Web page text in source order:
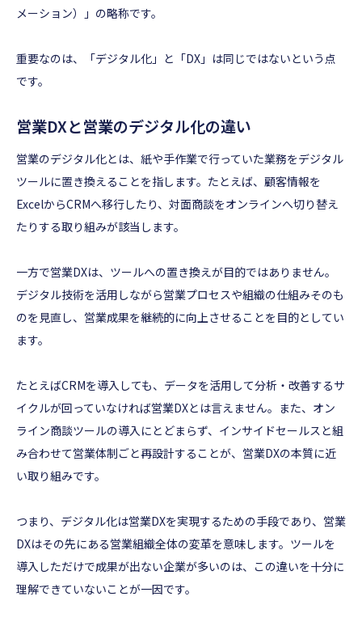
メーション）」の略称です。
重要なのは、「デジタル化」と「DX」は同じではないという点
です。
営業DXと営業のデジタル化の違い
営業のデジタル化とは、紙や手作業で行っていた業務をデジタル
ツールに置き換えることを指します。たとえば、顧客情報を
ExcelからCRMへ移行したり、対面商談をオンラインへ切り替え
たりする取り組みが該当します。
一方で営業DXは、ツールへの置き換えが目的ではありません。
デジタル技術を活用しながら営業プロセスや組織の仕組みそのも
のを見直し、営業成果を継続的に向上させることを目的としてい
ます。
たとえばCRMを導入しても、データを活用して分析・改善するサ
イクルが回っていなければ営業DXとは言えません。また、オン
ライン商談ツールの導入にとどまらず、インサイドセールスと組
み合わせて営業体制ごと再設計することが、営業DXの本質に近
い取り組みです。
つまり、デジタル化は営業DXを実現するための手段であり、営業
DXはその先にある営業組織全体の変革を意味します。ツールを
導入しただけで成果が出ない企業が多いのは、この違いを十分に
理解できていないことが一因です。